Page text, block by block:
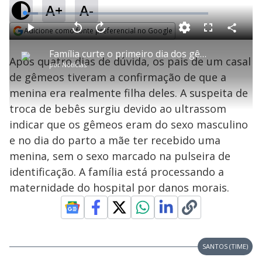
A+ A-
Adicione como fonte preferencial no Google
P
l
a
y
V
i
Família curte o primeiro dia dos gêmeos após confirmação do DNA em Santos (SP)
por Notícias
P V
t
a
r
0
e
g
n
d
s
A
n
ç
a
1
s
e
u
n
o
s
M
u
d
o
L
o
a
d
e
.
3
0
%
F
c
e
n
C
o
a
r
a
Após quatro dias de dúvida, os pais de um casal
de gêmeos tiveram a confirmação de que a
menina era realmente filha deles. A suspeita de
troca de bebês surgiu devido ao ultrassom
indicar que os gêmeos eram do sexo masculino
e no dia do parto a mãe ter recebido uma
menina, sem o sexo marcado na pulseira de
identificação. A família está processando a
maternidade do hospital por danos morais.
SANTOS (TIME)